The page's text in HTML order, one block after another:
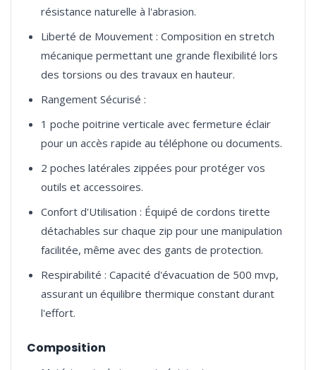
résistance naturelle à l'abrasion.
Liberté de Mouvement : Composition en stretch
mécanique permettant une grande flexibilité lors
des torsions ou des travaux en hauteur.
Rangement Sécurisé :
1 poche poitrine verticale avec fermeture éclair
pour un accès rapide au téléphone ou documents.
2 poches latérales zippées pour protéger vos
outils et accessoires.
Confort d'Utilisation : Équipé de cordons tirette
détachables sur chaque zip pour une manipulation
facilitée, même avec des gants de protection.
Respirabilité : Capacité d'évacuation de 500 mvp,
assurant un équilibre thermique constant durant
l'effort.
Composition